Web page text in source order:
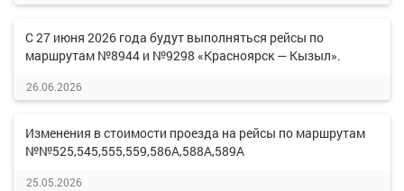
С 27 июня 2026 года будут выполняться рейсы по
маршрутам №8944 и №9298 «Красноярск — Кызыл».
26.06.2026
Изменения в стоимости проезда на рейсы по маршрутам
№№525,545,555,559,586А,588А,589А
25.05.2026